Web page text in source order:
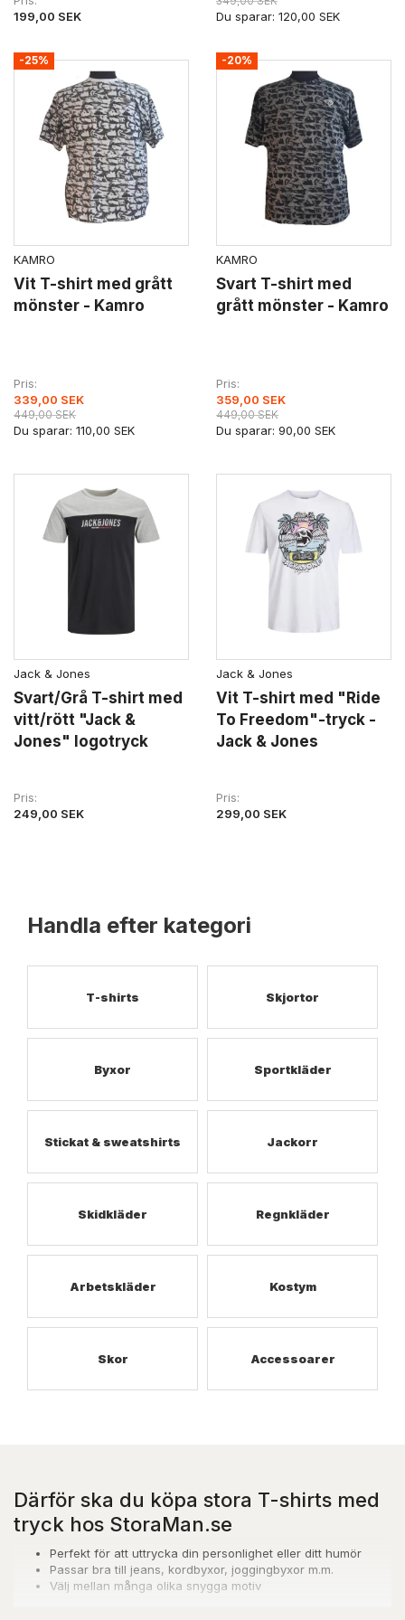
199,00 SEK
Du sparar: 120,00 SEK
-25%
KAMRO
Vit T-shirt med grått
mönster - Kamro
Pris
339,00 SEK
449,00 SEK
Du sparar: 110,00 SEK
-20%
KAMRO
Svart T-shirt med
grått mönster - Kamro
Pris
359,00 SEK
449,00 SEK
Du sparar: 90,00 SEK
Jack & Jones
Svart/Grå T-shirt med
vitt/rött "Jack &
Jones" logotryck
Pris
249,00 SEK
Jack & Jones
Vit T-shirt med "Ride
To Freedom"-tryck -
Jack & Jones
Pris
299,00 SEK
Handla efter kategori
T-shirts Skjortor
Byxor Sportkläder
Stickat & sweatshirts Jackorr
Skidkläder Regnkläder
Arbetskläder Kostym
Skor Accessoarer
Därför ska du köpa stora T-shirts med
tryck hos StoraMan.se
Perfekt för att uttrycka din personlighet eller ditt humör
Passar bra till jeans, kordbyxor, joggingbyxor m.m.
Välj mellan många olika snygga motiv